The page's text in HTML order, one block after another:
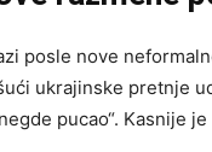
posle nove
ukrajinske pretnje
pucao“. Kasnije